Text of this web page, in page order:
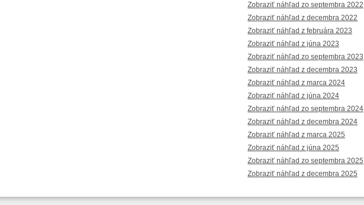
Zobraziť náhľad zo septembra 2022
Zobraziť náhľad z decembra 2022
Zobraziť náhľad z februára 2023
Zobraziť náhľad z júna 2023
Zobraziť náhľad zo septembra 2023
Zobraziť náhľad z decembra 2023
Zobraziť náhľad z marca 2024
Zobraziť náhľad z júna 2024
Zobraziť náhľad zo septembra 2024
Zobraziť náhľad z decembra 2024
Zobraziť náhľad z marca 2025
Zobraziť náhľad z júna 2025
Zobraziť náhľad zo septembra 2025
Zobraziť náhľad z decembra 2025